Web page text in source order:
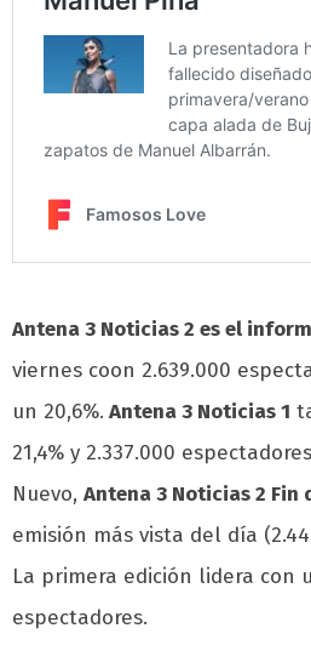
Antena 3 Noticias 2 es el
viernes coon 2.639.000
un 20,6%. Antena 3 Noticias 1
21,4% y 2.337.000
Nuevo, Antena 3 Noticias 2 Fin
emisión más vista del día
La primera edición lidera con
espectadores.